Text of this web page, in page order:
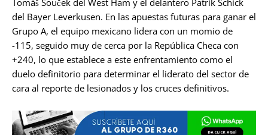
Tomáš Souček del West Ham y el delantero Patrik Schick
del Bayer Leverkusen. En las apuestas futuras para ganar el
Grupo A, el equipo mexicano lidera con un momio de
-115, seguido muy de cerca por la República Checa con
+240, lo que establece a este enfrentamiento como el
duelo definitorio para determinar el liderato del sector de
cara al reporte de lesionados y los cruces definitivos.